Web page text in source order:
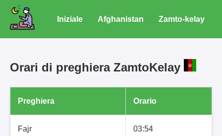
Iniziale Afghanistan Zamto-kelay
Orari di preghiera ZamtoKelay
Preghiera Orario
Fajr 03:54